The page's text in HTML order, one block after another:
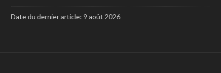
Date du dernier article:9 août 2026